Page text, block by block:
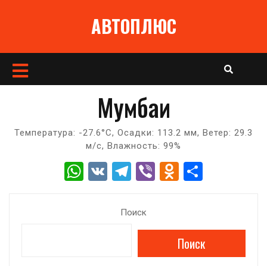
АВТОПЛЮС
Кнопка
Мумбаи
Температура: -27.6°C, Осадки: 113.2 мм, Ветер: 29.3
м/с, Влажность: 99%
W V T
e
gr
Vi O
o
kl
р
Поиск
Поиск